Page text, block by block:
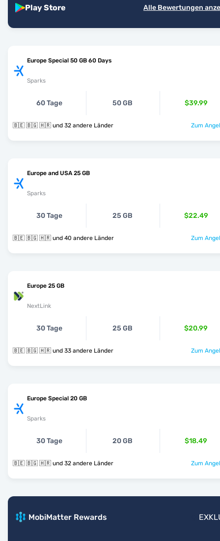
Play Store Alle Bewertungen
Europe Special 50 GB 60 Days
Sparks
60 Tage 50 GB $39.99
🇧🇪 🇧🇬 🇭🇷 und 32 andere Länder Zum
Europe and USA 25 GB
Sparks
30 Tage 25 GB $22.49
🇧🇪 🇧🇬 🇭🇷 und 40 andere Länder Zum
Europe 25 GB
NextLink
30 Tage 25 GB $20.99
🇧🇪 🇧🇬 🇭🇷 und 33 andere Länder Zum
Europe Special 20 GB
Sparks
30 Tage 20 GB $18.49
🇧🇪 🇧🇬 🇭🇷 und 32 andere Länder Zum
MobiMatter Rewards